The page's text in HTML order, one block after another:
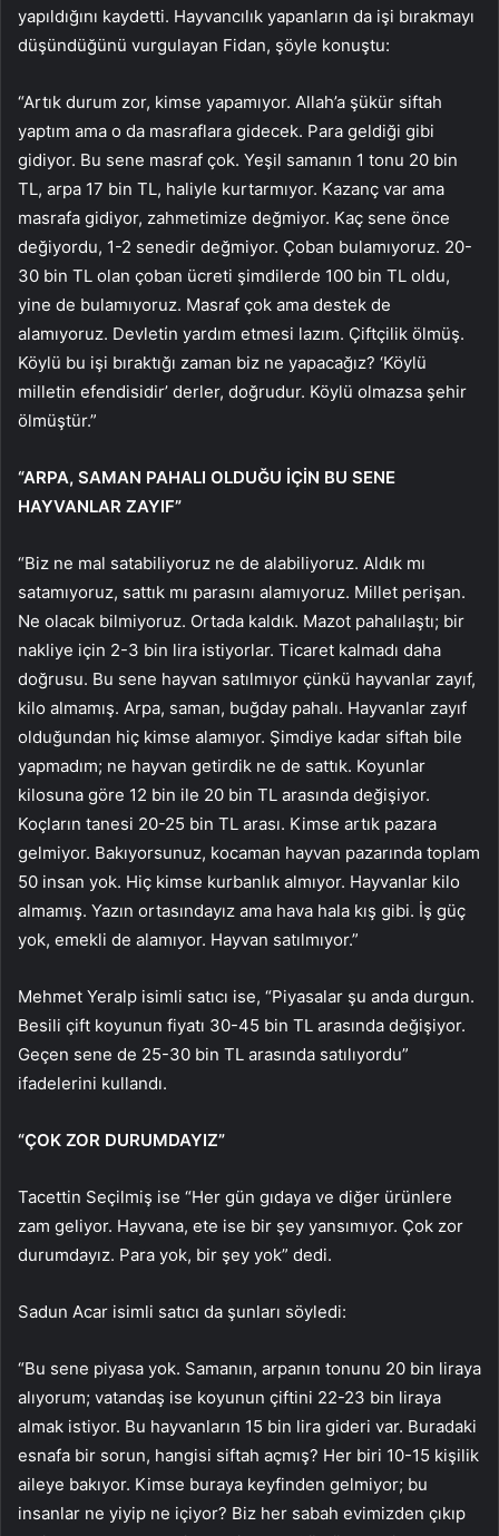
yapıldığını kaydetti. Hayvancılık yapanların da işi bırakmayı
düşündüğünü vurgulayan Fidan, şöyle konuştu:
“Artık durum zor, kimse yapamıyor. Allah’a şükür siftah
yaptım ama o da masraflara gidecek. Para geldiği gibi
gidiyor. Bu sene masraf çok. Yeşil samanın 1 tonu 20 bin
TL, arpa 17 bin TL, haliyle kurtarmıyor. Kazanç var ama
masrafa gidiyor, zahmetimize değmiyor. Kaç sene önce
değiyordu, 1-2 senedir değmiyor. Çoban bulamıyoruz. 20-
30 bin TL olan çoban ücreti şimdilerde 100 bin TL oldu,
yine de bulamıyoruz. Masraf çok ama destek de
alamıyoruz. Devletin yardım etmesi lazım. Çiftçilik ölmüş.
Köylü bu işi bıraktığı zaman biz ne yapacağız? ‘Köylü
milletin efendisidir’ derler, doğrudur. Köylü olmazsa şehir
ölmüştür.”
“ARPA, SAMAN PAHALI OLDUĞU İÇİN BU SENE
HAYVANLAR ZAYIF”
“Biz ne mal satabiliyoruz ne de alabiliyoruz. Aldık mı
satamıyoruz, sattık mı parasını alamıyoruz. Millet perişan.
Ne olacak bilmiyoruz. Ortada kaldık. Mazot pahalılaştı; bir
nakliye için 2-3 bin lira istiyorlar. Ticaret kalmadı daha
doğrusu. Bu sene hayvan satılmıyor çünkü hayvanlar zayıf,
kilo almamış. Arpa, saman, buğday pahalı. Hayvanlar zayıf
olduğundan hiç kimse alamıyor. Şimdiye kadar siftah bile
yapmadım; ne hayvan getirdik ne de sattık. Koyunlar
kilosuna göre 12 bin ile 20 bin TL arasında değişiyor.
Koçların tanesi 20-25 bin TL arası. Kimse artık pazara
gelmiyor. Bakıyorsunuz, kocaman hayvan pazarında toplam
50 insan yok. Hiç kimse kurbanlık almıyor. Hayvanlar kilo
almamış. Yazın ortasındayız ama hava hala kış gibi. İş güç
yok, emekli de alamıyor. Hayvan satılmıyor.”
Mehmet Yeralp isimli satıcı ise, “Piyasalar şu anda durgun.
Besili çift koyunun fiyatı 30-45 bin TL arasında değişiyor.
Geçen sene de 25-30 bin TL arasında satılıyordu”
ifadelerini kullandı.
“ÇOK ZOR DURUMDAYIZ”
Tacettin Seçilmiş ise “Her gün gıdaya ve diğer ürünlere
zam geliyor. Hayvana, ete ise bir şey yansımıyor. Çok zor
durumdayız. Para yok, bir şey yok” dedi.
Sadun Acar isimli satıcı da şunları söyledi:
“Bu sene piyasa yok. Samanın, arpanın tonunu 20 bin liraya
alıyorum; vatandaş ise koyunun çiftini 22-23 bin liraya
almak istiyor. Bu hayvanların 15 bin lira gideri var. Buradaki
esnafa bir sorun, hangisi siftah açmış? Her biri 10-15 kişilik
aileye bakıyor. Kimse buraya keyfinden gelmiyor; bu
insanlar ne yiyip ne içiyor? Biz her sabah evimizden çıkıp